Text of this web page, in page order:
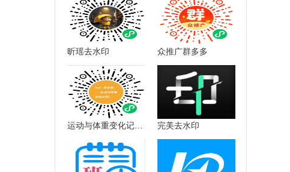
昕瑶去水印 众推广群多多
运动与体重变化记录小助手 完美去水印